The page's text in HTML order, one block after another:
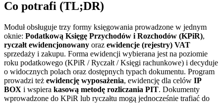
Co potrafi (TL;DR)
Moduł obsługuje trzy formy księgowania prowadzone w jednym
oknie: Podatkową Księgę Przychodów i Rozchodów (KPiR),
ryczałt ewidencjonowany oraz ewidencje (rejestry) VAT
sprzedaży i zakupu. Forma ewidencji wybierana jest na poziomie
roku podatkowego (KPiR / Ryczałt / Księgi rachunkowe) i decyduje
o widocznych polach oraz dostępnych typach dokumentu. Program
prowadzi też ewidencję wyposażenia, ewidencję dla celów IP
BOX i wspiera kasową metodę rozliczania PIT. Dokumenty
wprowadzone do KPiR lub ryczałtu mogą jednocześnie trafiać do